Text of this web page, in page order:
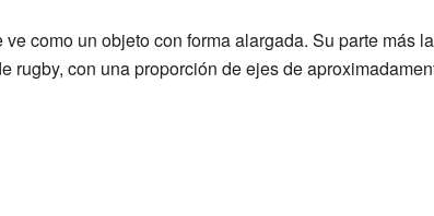
como un objeto con forma alargada. Su parte más
rugby, con una proporción de ejes de